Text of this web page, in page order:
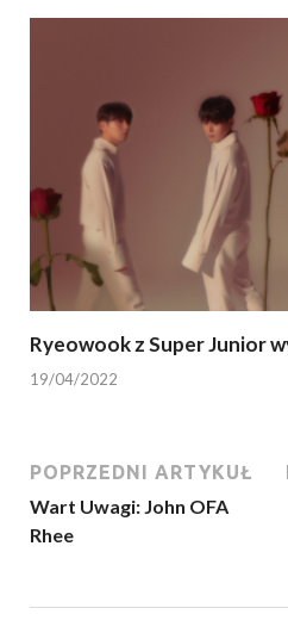
Ryeowook z Super Junior
19/04/2022
POPRZEDNI ARTYKUŁ
Wart Uwagi: John OFA
Rhee